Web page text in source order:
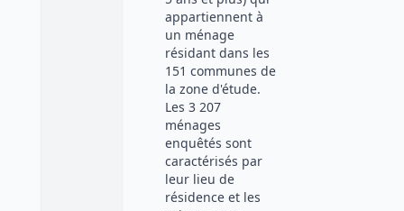
appartiennent à
un ménage
résidant dans les
151 communes de
la zone d'étude.
Les 3 207
ménages
enquêtés sont
caractérisés par
leur lieu de
résidence et les